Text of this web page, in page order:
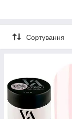
еластичністю та
консистенції та
самовирівнюється.
Сортування